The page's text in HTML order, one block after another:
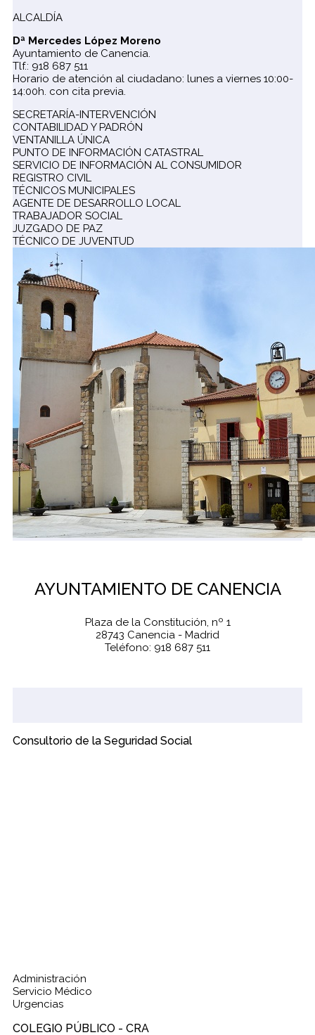
ALCALDÍA
Dª Mercedes López Moreno
Ayuntamiento de Canencia.
Tlf.: 918 687 511
Horario de atención al ciudadano: lunes a viernes 10:00-
14:00h. con cita previa.
SECRETARÍA-INTERVENCIÓN
CONTABILIDAD Y PADRÓN
VENTANILLA ÚNICA
PUNTO DE INFORMACIÓN CATASTRAL
SERVICIO DE INFORMACIÓN AL CONSUMIDOR
REGISTRO CIVIL
TÉCNICOS MUNICIPALES
AGENTE DE DESARROLLO LOCAL
TRABAJADOR SOCIAL
JUZGADO DE PAZ
TÉCNICO DE JUVENTUD
AYUNTAMIENTO DE CANENCIA
Plaza de la Constitución, nº 1
28743 Canencia - Madrid
Teléfono: 918 687 511
Consultorio de la Seguridad Social
Administración
Servicio Médico
Urgencias
COLEGIO PÚBLICO - CRA